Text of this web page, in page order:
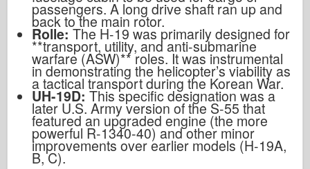
passengers. A long drive shaft ran up and
back to the main rotor.
Rolle: The H-19 was primarily designed for
**transport, utility, and anti-submarine
warfare (ASW)** roles. It was instrumental
in demonstrating the helicopter’s viability as
a tactical transport during the Korean War.
UH-19D: This specific designation was a
later U.S. Army version of the S-55 that
featured an upgraded engine (the more
powerful R-1340-40) and other minor
improvements over earlier models (H-19A,
B, C).